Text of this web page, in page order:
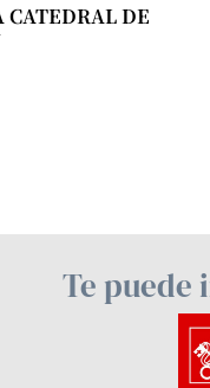
CATEDRAL DE
Te puede